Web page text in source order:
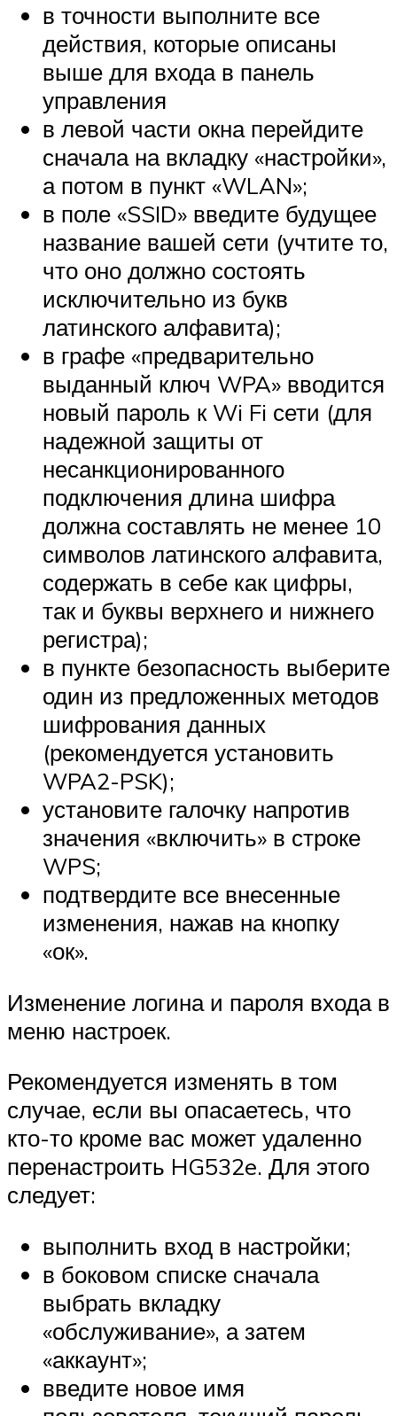
в точности выполните все
действия, которые описаны
выше для входа в панель
управления
в левой части окна перейдите
сначала на вкладку «настройки»,
а потом в пункт «WLAN»;
в поле «SSID» введите будущее
название вашей сети (учтите то,
что оно должно состоять
исключительно из букв
латинского алфавита);
в графе «предварительно
выданный ключ WPA» вводится
новый пароль к Wi Fi сети (для
надежной защиты от
несанкционированного
подключения длина шифра
должна составлять не менее 10
символов латинского алфавита,
содержать в себе как цифры,
так и буквы верхнего и нижнего
регистра);
в пункте безопасность выберите
один из предложенных методов
шифрования данных
(рекомендуется установить
WPA2-PSK);
установите галочку напротив
значения «включить» в строке
WPS;
подтвердите все внесенные
изменения, нажав на кнопку
«ок».
Изменение логина и пароля входа в
меню настроек.
Рекомендуется изменять в том
случае, если вы опасаетесь, что
кто-то кроме вас может удаленно
перенастроить HG532e. Для этого
следует:
выполнить вход в настройки;
в боковом списке сначала
выбрать вкладку
«обслуживание», а затем
«аккаунт»;
введите новое имя